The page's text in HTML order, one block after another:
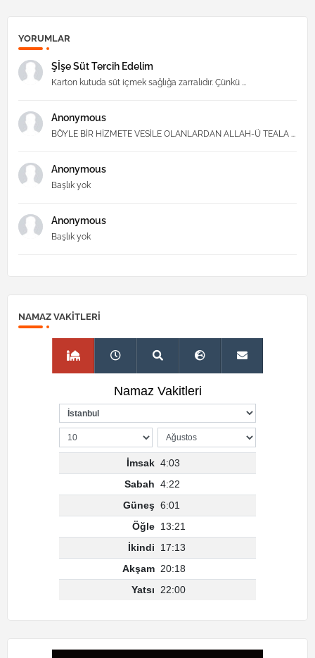
YORUMLAR
Şİşe Süt Tercih Edelim
Karton kutuda süt içmek sağlığa zarralıdır. Çünkü ...
Anonymous
BÖYLE BİR HİZMETE VESİLE OLANLARDAN ALLAH-Ü TEALA ...
Anonymous
Başlık yok
Anonymous
Başlık yok
NAMAZ VAKITLERI